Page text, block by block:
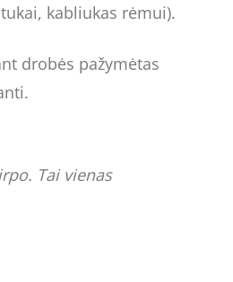
kabliukas rėmui).
drobės pažymėtas
Tai vienas